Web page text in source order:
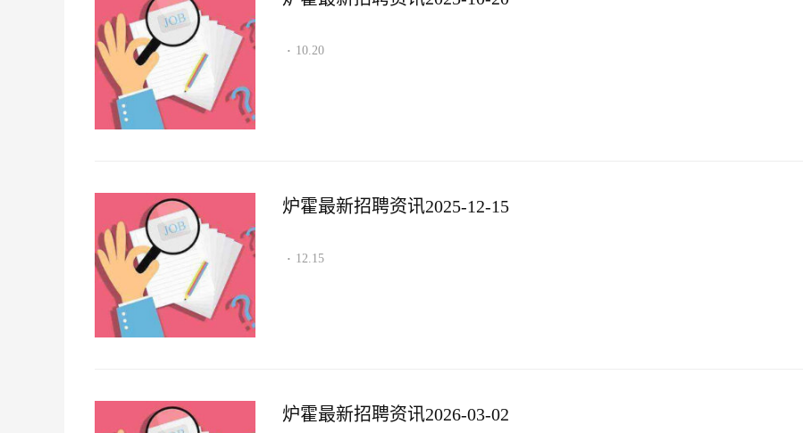
· 10.20
炉霍最新招聘资讯2025-12-15
· 12.15
炉霍最新招聘资讯2026-03-02